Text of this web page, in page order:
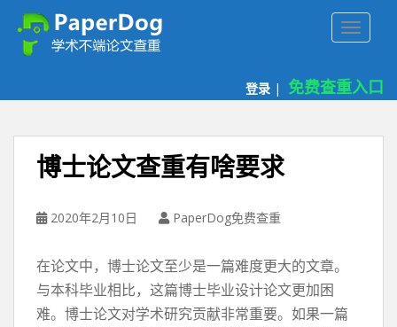
登录 | 免费查重入口
博士论文查重有啥要求
2020年2月10日 PaperDog免费查重
在论文中，博士论文至少是一篇难度更大的文章。
与本科毕业相比，这篇博士毕业设计论文更加困
难。博士论文对学术研究贡献非常重要。如果一篇